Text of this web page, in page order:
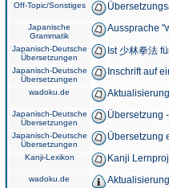
Off-Topic/Sonstiges
Japanische
Grammatik
Aussprache
Japanisch-Deutsche
Übersetzungen
Ist 少林拳法
Japanisch-Deutsche
Übersetzungen
Inschrift auf
wadoku.de
Japanisch-Deutsche
Übersetzungen
Übersetzung
Japanisch-Deutsche
Übersetzungen
Übersetzung
Kanji-Lexikon Kanji
wadoku.de